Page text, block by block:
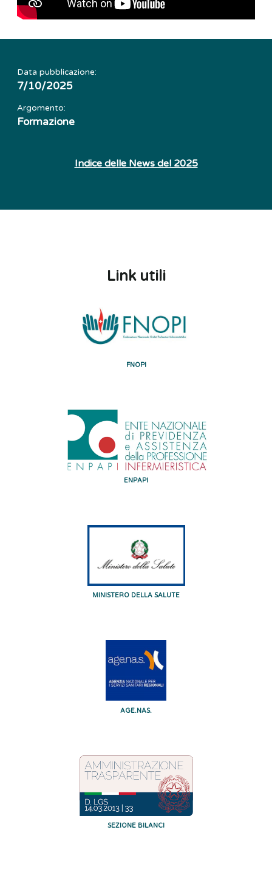
Data pubblicazione:
7/10/2025
Argomento:
Formazione
Indice delle News del 2025
Link utili
FNOPI
ENPAPI
MINISTERO DELLA SALUTE
AGE.NAS.
SEZIONE BILANCI